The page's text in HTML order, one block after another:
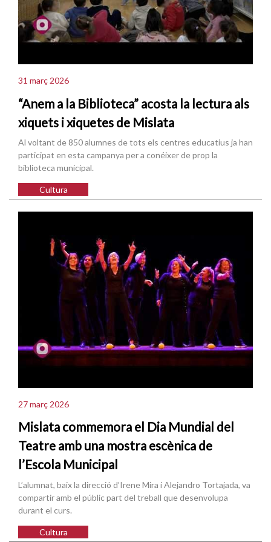
31 març 2026
“Anem a la Biblioteca” acosta la lectura als
xiquets i xiquetes de Mislata
Al voltant de 850 alumnes de tots els centres educatius ja han
participat en esta campanya per a conéixer de prop la
biblioteca municipal.
Cultura
27 març 2026
Mislata commemora el Dia Mundial del
Teatre amb una mostra escènica de
l’Escola Municipal
L’alumnat, baix la direcció d’Irene Mira i Alejandro Tortajada, va
compartir amb el públic part del treball que desenvolupa
durant el curs.
Cultura